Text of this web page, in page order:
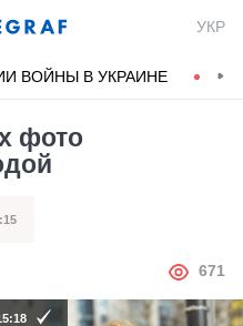
УКР
ВОЙНЫ В УКРАИНЕ
фото
АВТОР
671